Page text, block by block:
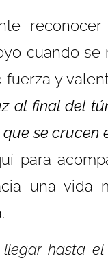
cuando se
fuerza y
al final del
se crucen
para
una vida
llegar hasta